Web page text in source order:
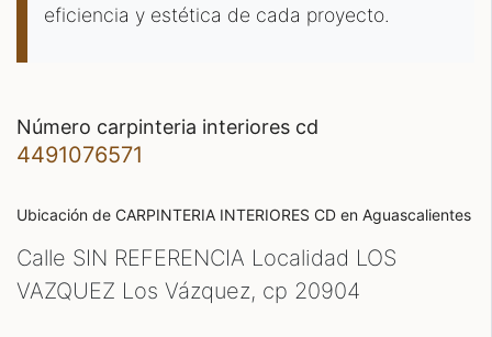
eficiencia y estética de cada proyecto.
número carpinteria interiores cd
4491076571
Ubicación de CARPINTERIA INTERIORES CD en Aguascalientes
Calle SIN REFERENCIA Localidad LOS
VAZQUEZ Los Vázquez, cp 20904